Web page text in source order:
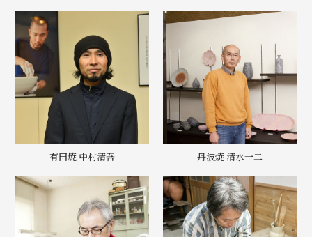
有田焼 中村清吾 丹波焼 清水一二